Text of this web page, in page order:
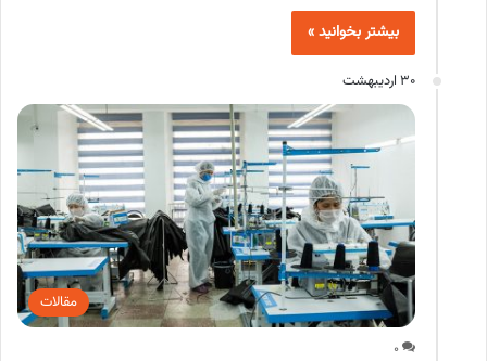
بیشتر بخوانید »
30 اردیبهشت
مقالات
0